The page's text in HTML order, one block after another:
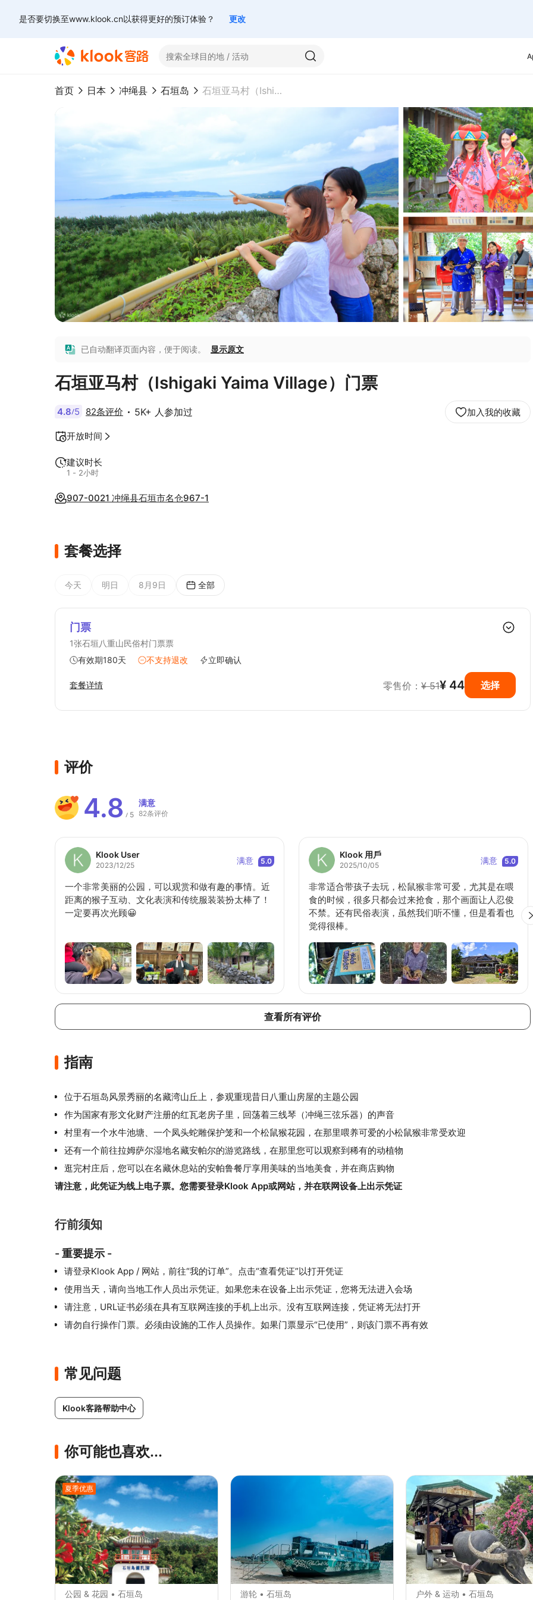
是否要切换至www.klook.cn以获得更好的预订体验？ 更改
首页 日本 冲绳县 石垣岛 石垣亚马村（Ishigaki Yaima Village）门票
已自动翻译页面内容，便于阅读。 显示原文
石垣亚马村（Ishigaki Yaima Village）门票
4.8/5 82条评价 5K+ 人参加过 加入我的收藏
开放时间
建议时长
1 - 2小时
907-0021 冲绳县石垣市名仓967-1
套餐选择
今天 明日 8月9日 全部
门票
1张石垣八重山民俗村门票票
有效期180天
不支持退改 立即确认
套餐详情 零售价： ¥ 51¥ 44 选择
评价
4.8 / 5
满意
82条评价
Klook User
2023/12/25 满意 5.0
一个非常美丽的公园，可以观赏和做有趣的事情。近
距离的猴子互动、文化表演和传统服装装扮太棒了！
一定要再次光顾😀
Klook 用戶
2025/10/05 满意 5.0
非常适合带孩子去玩，松鼠猴非常可爱，尤其是在喂
食的时候，很多只都会过来抢食，那个画面让人忍俊
不禁。还有民俗表演，虽然我们听不懂，但是看看也
觉得很棒。
查看所有评价
指南
位于石垣岛风景秀丽的名藏湾山丘上，参观重现昔日八重山房屋的主题公园
作为国家有形文化财产注册的红瓦老房子里，回荡着三线琴（冲绳三弦乐器）的声音
村里有一个水牛池塘、一个凤头蛇雕保护笼和一个松鼠猴花园，在那里喂养可爱的小松鼠猴非常受欢迎
还有一个前往拉姆萨尔湿地名藏安帕尔的游览路线，在那里您可以观察到稀有的动植物
逛完村庄后，您可以在名藏休息站的安帕鲁餐厅享用美味的当地美食，并在商店购物
请注意，此凭证为线上电子票。您需要登录Klook App或网站，并在联网设备上出示凭证
行前须知
- 重要提示 -
请登录Klook App / 网站，前往“我的订单”。点击“查看凭证”以打开凭证
使用当天，请向当地工作人员出示凭证。如果您未在设备上出示凭证，您将无法进入会场
请注意，URL证书必须在具有互联网连接的手机上出示。没有互联网连接，凭证将无法打开
请勿自行操作门票。必须由设施的工作人员操作。如果门票显示“已使用”，则该门票不再有效
常见问题
Klook客路帮助中心
你可能也喜欢...
夏季优惠
公园 & 花园 • 石垣岛 游轮 • 石垣岛 户外 & 运动 • 石垣岛